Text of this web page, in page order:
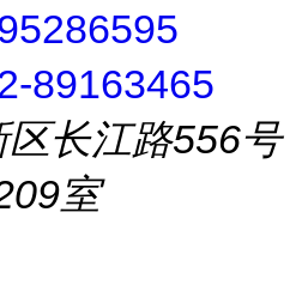
89163465
长江路556号
室